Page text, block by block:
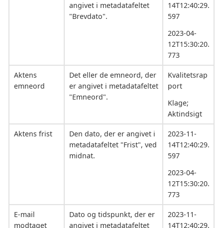
angivet i metadatafeltet
"Brevdato".
14T12:40:29.
597
2023-04-
12T15:30:20.
773
Aktens
emneord
Det eller de emneord, der
er angivet i metadatafeltet
"Emneord".
Kvalitetsrap
port
Klage;
Aktindsigt
Aktens frist
Den dato, der er angivet i
metadatafeltet "Frist", ved
midnat.
2023-11-
14T12:40:29.
597
2023-04-
12T15:30:20.
773
E-mail
modtaget
Dato og tidspunkt, der er
angivet i metadatafeltet
2023-11-
14T12:40:29.